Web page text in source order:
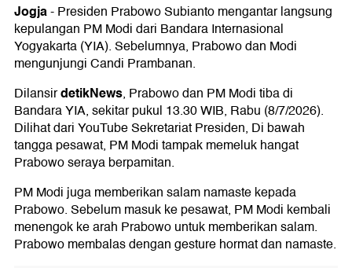
Jogja-Presiden Prabowo Subianto mengantar langsung
kepulangan PM Modi dari Bandara Internasional
Yogyakarta (YIA). Sebelumnya, Prabowo dan Modi
mengunjungi Candi Prambanan.
DilansirdetikNews, Prabowo dan PM Modi tiba di
Bandara YIA, sekitar pukul 13.30 WIB, Rabu (8/7/2026).
Dilihat dari YouTube Sekretariat Presiden, Di bawah
tangga pesawat, PM Modi tampak memeluk hangat
Prabowo seraya berpamitan.
PM Modi juga memberikan salam namaste kepada
Prabowo. Sebelum masuk ke pesawat, PM Modi kembali
menengok ke arah Prabowo untuk memberikan salam.
Prabowo membalas dengan gesture hormat dan namaste.